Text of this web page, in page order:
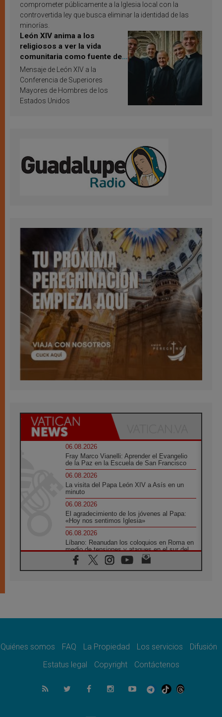
comprometer públicamente a la Iglesia local con la
controvertida ley que busca eliminar la identidad de las
minorías.
León XIV anima a los
religiosos a ver la vida
comunitaria como fuente de
inspiración y santificación
Mensaje de León XIV a la
Conferencia de Superiores
Mayores de Hombres de los
Estados Unidos
06.08.2026
Fray Marco Vianelli: Aprender el Evangelio
de la Paz en la Escuela de San Francisco
06.08.2026
La visita del Papa León XIV a Asís en un
minuto
06.08.2026
El agradecimiento de los jóvenes al Papa:
«Hoy nos sentimos Iglesia»
06.08.2026
Líbano: Reanudan los coloquios en Roma en
medio de tensiones y ataques en el sur del
país
06.08.2026
noticia para todo el Uruguay
León XIV: La revolución del Evangelio
06.08.2026
La Iglesia en Ceuta: caridad y esperanza
Quiénes somos FAQ La Propiedad Los servicios
Difusión
Estatus legal
Copyright Contáctenos